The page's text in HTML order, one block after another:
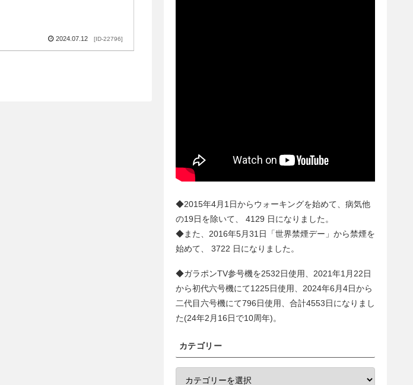
2024.07.12 [ID-22796]
◆2015年4月1日からウォーキングを始めて、病気他
の19日を除いて、 4129 日になりました。
◆また、2016年5月31日「世界禁煙デー」から禁煙を
始めて、 3722 日になりました。
◆ガラポンTV参号機を2532日使用、2021年1月22日
から初代六号機にて1225日使用、2024年6月4日から
二代目六号機にて796日使用、合計4553日になりまし
た(24年2月16日で10周年)。
カテゴリー